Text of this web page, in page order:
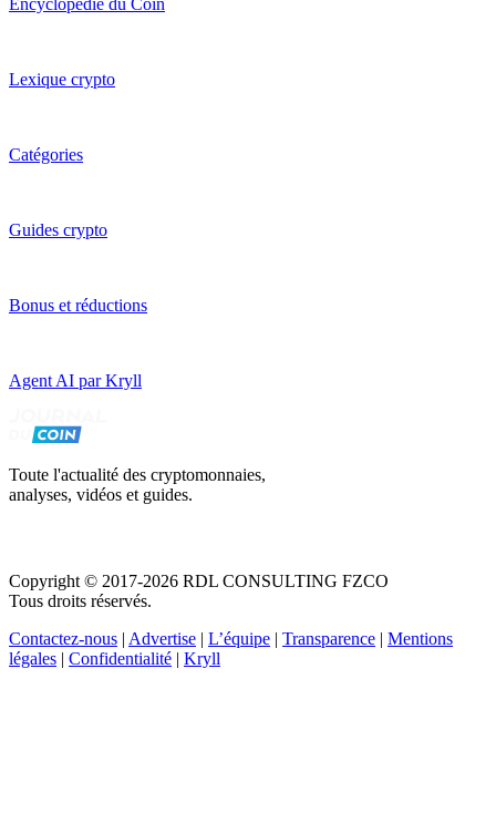
Encyclopédie du Coin
Lexique crypto
Catégories
Guides crypto
Bonus et réductions
Agent AI par Kryll
Toute l'actualité des cryptomonnaies,
analyses, vidéos et guides.
Copyright © 2017-2026 RDL CONSULTING FZCO
Tous droits réservés.
Contactez-nous | Advertise | L’équipe | Transparence | Mentions
légales | Confidentialité | Kryll